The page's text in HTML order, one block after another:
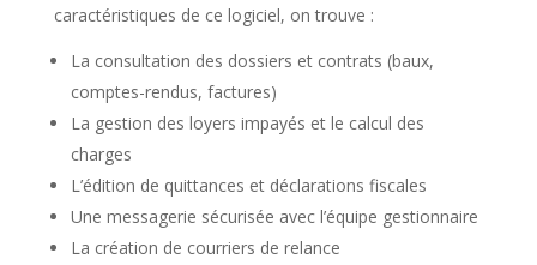
caractéristiques de ce logiciel, on trouve :
La consultation des dossiers et contrats (baux,
comptes-rendus, factures)
La gestion des loyers impayés et le calcul des
charges
L’édition de quittances et déclarations fiscales
Une messagerie sécurisée avec l’équipe gestionnaire
La création de courriers de relance